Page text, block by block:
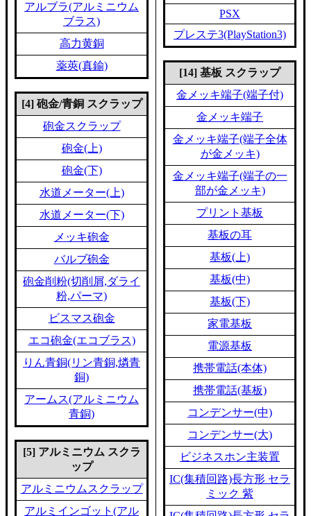
アルブラ(アルミニウム
ブラス)
高力黄銅
薬莢(真鍮)
[4] 砲金/青銅 スクラップ
砲金スクラップ
砲金(上)
砲金(下)
水道メーター(上)
水道メーター(下)
メッキ砲金
バルブ砲金
砲金削粉(切削屑,ダライ
粉,パーマ)
ビスマス砲金
エコ砲金(エコブラス)
りん青銅(リン青銅,燐青
銅)
アームス(アルミニウム
青銅)
[5] アルミニウム スクラ
ップ
アルミニウムスクラップ
アルミインゴット(アル
PSX
プレステ3(PlayStation3)
[14] 基板 スクラップ
金メッキ端子(端子付)
金メッキ端子
金メッキ端子(端子全体
が金メッキ)
金メッキ端子(端子の一
部が金メッキ)
プリント基板
基板の耳
基板(上)
基板(中)
基板(下)
家電基板
電源基板
携帯電話(本体)
携帯電話(基板)
コンデンサー(中)
コンデンサー(大)
ビジネスホン主装置
IC(集積回路)長方形 セラ
ミック 紫